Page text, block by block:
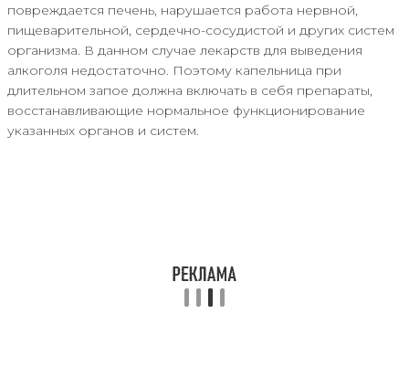
повреждается печень, нарушается работа нервной,
пищеварительной, сердечно-сосудистой и других систем
организма. В данном случае лекарств для выведения
алкоголя недостаточно. Поэтому капельница при
длительном запое должна включать в себя препараты,
восстанавливающие нормальное функционирование
указанных органов и систем.